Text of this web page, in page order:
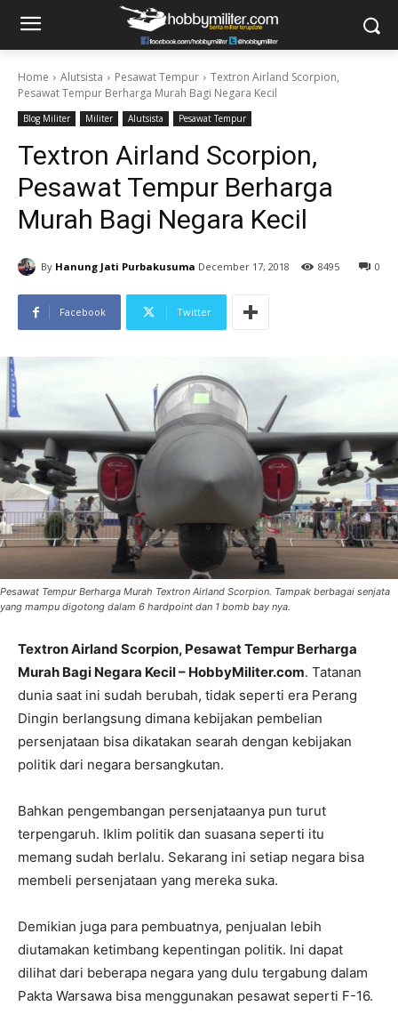
Home Alutsista Pesawat Tempur
Textron Airland Scorpion,
Pesawat Tempur Berharga Murah Bagi Negara Kecil
Blog Militer Militer Alutsista Pesawat Tempur
Textron Airland Scorpion,
Pesawat Tempur Berharga
Murah Bagi Negara Kecil
By Hanung Jati Purbakusuma December 17, 2018 0
8495
Facebook Twitter
Pesawat Tempur Berharga Murah Textron Airland Scorpion. Tampak berbagai senjata
yang mampu digotong dalam 6 hardpoint dan 1 bomb bay nya.
Textron Airland Scorpion, Pesawat Tempur Berharga
Murah Bagi Negara Kecil – HobbyMiliter.com. Tatanan
dunia saat ini sudah berubah, tidak seperti era Perang
Dingin berlangsung dimana kebijakan pembelian
persenjataan bisa dikatakan searah dengan kebijakan
politik dari negara bersangkutan.
Bahkan pengembangan persenjataanya pun turut
terpengaruh. Iklim politik dan suasana seperti itu
memang sudah berlalu. Sekarang ini setiap negara bisa
membeli persenjataan yang mereka suka.
Demikian juga para pembuatnya, penjualan lebih
diutamakan ketimbang kepentingan politik. Ini dapat
dilihat dari beberapa negara yang dulu tergabung dalam
Pakta Warsawa bisa menggunakan pesawat seperti F-16.